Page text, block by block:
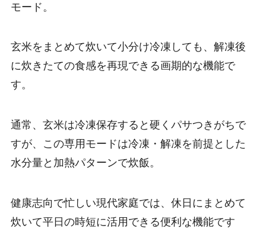
モード。
玄米をまとめて炊いて小分け冷凍しても、解凍後
に炊きたての食感を再現できる画期的な機能で
す。
通常、玄米は冷凍保存すると硬くパサつきがちで
すが、この専用モードは冷凍・解凍を前提とした
水分量と加熱パターンで炊飯。
健康志向で忙しい現代家庭では、休日にまとめて
炊いて平日の時短に活用できる便利な機能です